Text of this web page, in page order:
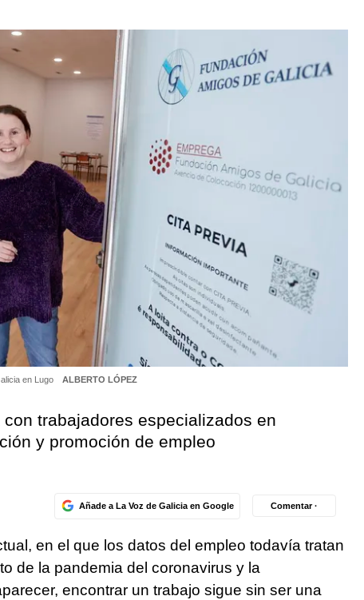
en Lugo ALBERTO LÓPEZ
trabajadores especializados en
y promoción de empleo
Añade a La Voz de Galicia en Google Comentar ·
en el que los datos del empleo todavía tratan
de la pandemia del coronavirus y la
encontrar un trabajo sigue sin ser una